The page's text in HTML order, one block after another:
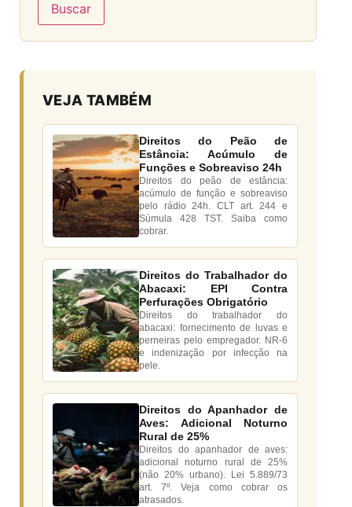
Buscar
VEJA TAMBÉM
Direitos do Peão de
Estância: Acúmulo de
Funções e Sobreaviso 24h
Direitos do peão de estância:
acúmulo de função e sobreaviso
pelo rádio 24h. CLT art. 244 e
Súmula 428 TST. Saiba como
cobrar.
Direitos do Trabalhador do
Abacaxi: EPI Contra
Perfurações Obrigatório
Direitos do trabalhador do
abacaxi: fornecimento de luvas e
perneiras pelo empregador. NR-6
e indenização por infecção na
pele.
Direitos do Apanhador de
Aves: Adicional Noturno
Rural de 25%
Direitos do apanhador de aves:
adicional noturno rural de 25%
(não 20% urbano). Lei 5.889/73
art. 7º. Veja como cobrar os
atrasados.